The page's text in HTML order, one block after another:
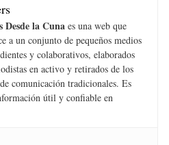
Desde la Cuna es una web que
a un conjunto de pequeños medios
y colaborativos, elaborados
en activo y retirados de los
comunicación tradicionales. Es
útil y confiable en